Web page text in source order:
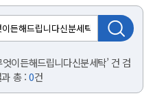
든해드립니다신분세탁’ 건 검
과 총 :0건